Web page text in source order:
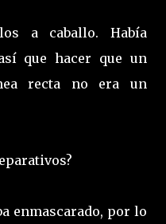
a caballo. Había
que hacer que un
recta no era un
enmascarado, por lo